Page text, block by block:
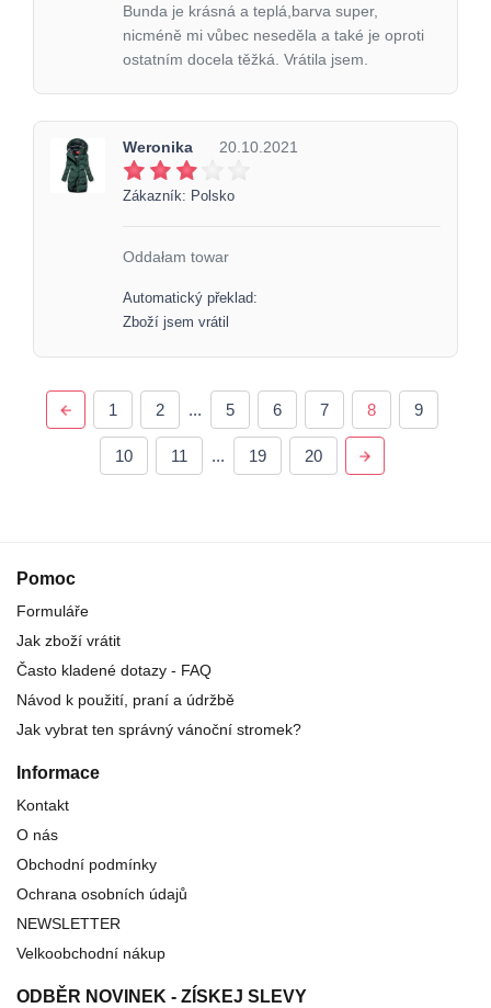
Bunda je krásná a teplá,barva super,
nicméně mi vůbec neseděla a také je oproti
ostatním docela těžká. Vrátila jsem.
Weronika 20.10.2021
Zákazník: Polsko
Oddałam towar
Automatický překlad:
Zboží jsem vrátil
1 2 ... 5 6 7 8 9
10 11 ... 19 20
Pomoc
Formuláře
Jak zboží vrátit
Často kladené dotazy - FAQ
Návod k použití, praní a údržbě
Jak vybrat ten správný vánoční stromek?
Informace
Kontakt
O nás
Obchodní podmínky
Ochrana osobních údajů
NEWSLETTER
Velkoobchodní nákup
ODBĚR NOVINEK - ZÍSKEJ SLEVY